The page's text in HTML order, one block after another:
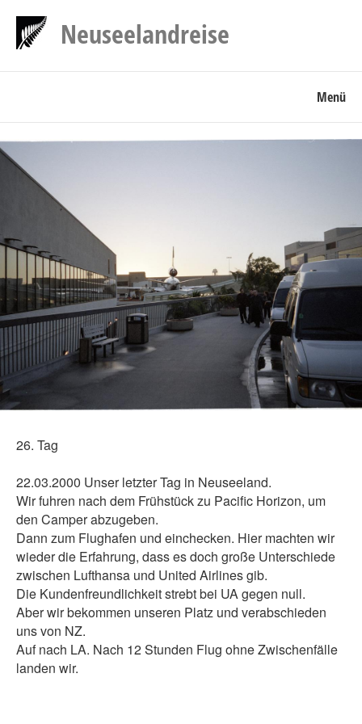
Neuseelandreise
Menü
26. Tag
22.03.2000 Unser letzter Tag in Neuseeland.
Wir fuhren nach dem Frühstück zu Pacific Horizon, um
den Camper abzugeben.
Dann zum Flughafen und einchecken. Hier machten wir
wieder die Erfahrung, dass es doch große Unterschiede
zwischen Lufthansa und United Airlines gib.
Die Kundenfreundlichkeit strebt bei UA gegen null.
Aber wir bekommen unseren Platz und verabschieden
uns von NZ.
Auf nach LA. Nach 12 Stunden Flug ohne Zwischenfälle
landen wir.